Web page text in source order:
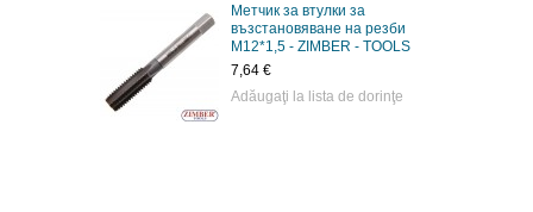
Метчик за втулки за
възстановяване на резби
M12*1,5 - ZIMBER - TOOLS
7,64 €
Adăugaţi la lista de dorinţe